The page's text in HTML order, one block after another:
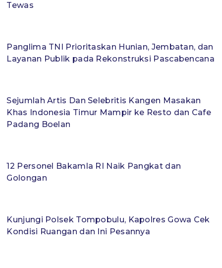
Tewas
Panglima TNI Prioritaskan Hunian, Jembatan, dan
Layanan Publik pada Rekonstruksi Pascabencana
Sejumlah Artis Dan Selebritis Kangen Masakan
Khas Indonesia Timur Mampir ke Resto dan Cafe
Padang Boelan
12 Personel Bakamla RI Naik Pangkat dan
Golongan
Kunjungi Polsek Tompobulu, Kapolres Gowa Cek
Kondisi Ruangan dan Ini Pesannya